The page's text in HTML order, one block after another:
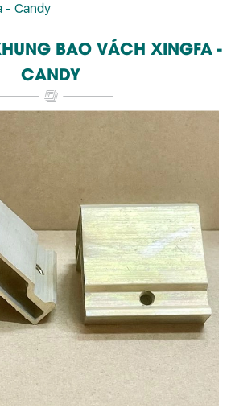
- Candy
BAO VÁCH XINGFA -
CANDY